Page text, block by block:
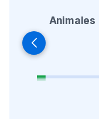
Animales